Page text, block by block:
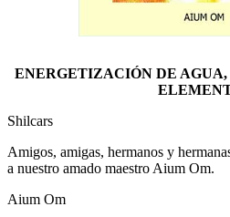
ENERGETIZACIÓN DE
Shilcars
Amigos, amigas, hermanos y
a nuestro amado maestro Aium Om.
Aium Om